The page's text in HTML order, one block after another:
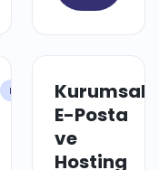
DOMAIN Kurumsal
E-Posta
ve
Hosting